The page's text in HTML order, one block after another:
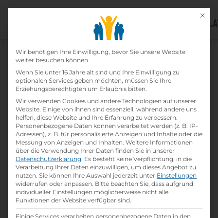
Home»Lehrbetriebe»Kapsch Partner
Solutions GmbH
Kapsch Partner Solutions
Gmbh
printLehrstelle ausdrucken
Detailinformationen
folderBranche:
Informationstechnologie
Mit
Datenschutz-
Wir benötigen Ihre Einwilligung, bevor Sie unsere Website
weiter besuchen können.
Wenn Sie unter 16 Jahre alt sind und Ihre Einwilligung zu
optionalen Services geben möchten, müssen Sie Ihre
Erziehungsberechtigten um Erlaubnis bitten.
Wir verwenden Cookies und andere Technologien auf unserer
Website. Einige von ihnen sind essenziell, während andere uns
helfen, diese Website und Ihre Erfahrung zu verbessern.
Personenbezogene Daten können verarbeitet werden (z. B. IP-
Adressen), z. B. für personalisierte Anzeigen und Inhalte oder die
Messung von Anzeigen und Inhalten. Weitere Informationen
über die Verwendung Ihrer Daten finden Sie in unserer
Datenschutzerklärung. Es besteht keine Verpflichtung, in die
Verarbeitung Ihrer Daten einzuwilligen, um dieses Angebot zu
nutzen. Sie können Ihre Auswahl jederzeit unter Einstellungen
widerrufen oder anpassen. Bitte beachten Sie, dass aufgrund
individueller Einstellungen möglicherweise nicht alle
Funktionen der Website verfügbar sind.
Einige Services verarbeiten personenbezogene Daten in den